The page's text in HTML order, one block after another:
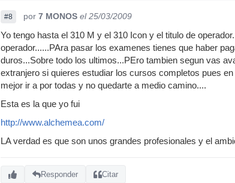
#8 por 7 MONOS el 25/03/2009
Yo tengo hasta el 310 M y el 310 Icon y el titulo de
operador......PAra pasar los examenes tienes que haber
duros...Sobre todo los ultimos...PEro tambien segun vas
extranjero si quieres estudiar los cursos completos pues
mejor ir a por todas y no quedarte a medio camino....
Esta es la que yo fui
http://www.alchemea.com/
LA verdad es que son unos grandes profesionales y el
Responder Citar